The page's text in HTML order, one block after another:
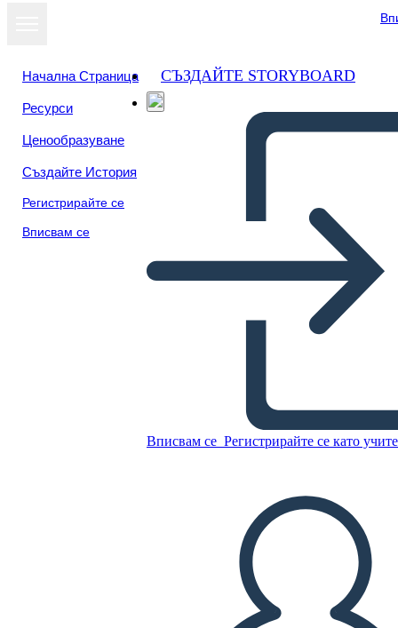
Начална Страница
Ресурси
Ценообразуване
Създайте История
Регистрирайте се
Вписвам се
СЪЗДАЙТЕ STORYBOARD
Вписвам се Регистрирайте се като
Bokomslagsplakat 1
Копирайте този Storyboard
СЪЗДАЙТЕ СЦЕНАРИЙ
ЧЕТИ МИ